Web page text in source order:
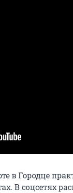
в Городце
В соцсетях